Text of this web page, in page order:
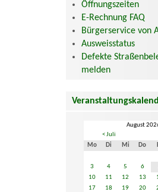
Öffnungszeiten
E-Rechnung FAQ
Bürgerservice von
Ausweisstatus
Defekte
melden
August
< Juli
Mo
Di Mi Do
3
4 5 6
10
11 12 13
17
18 19 20